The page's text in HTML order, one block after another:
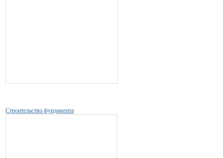
Строительство фундамента